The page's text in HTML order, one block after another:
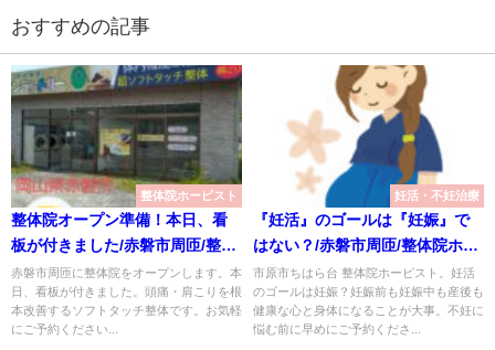
おすすめの記事
整体院ホーピスト
整体院オープン準備！本日、看
板が付きました/赤磐市周匝/整体
院ホーピスト
赤磐市周匝に整体院をオープンします。本
日、看板が付きました。頭痛・肩こりを根
本改善するソフトタッチ整体です。お気軽
にご予約ください...
妊活・不妊治療
『妊活』のゴールは『妊娠』で
はない？/赤磐市周匝/整体院ホー
ピスト
市原市ちはら台 整体院ホーピスト。妊活
のゴールは妊娠？妊娠前も妊娠中も産後も
健康な心と身体になることが大事。不妊に
悩む前に早めにご予約くださ...